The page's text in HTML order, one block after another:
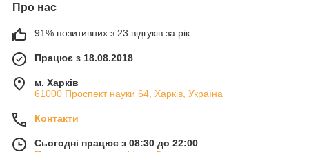
Про нас
91% позитивних з 23 відгуків за рік
Працює з 18.08.2018
м. Харків
61000 Проспект науки 64, Харків, Україна
Контакти
Сьогодні працює з 08:30 до 22:00